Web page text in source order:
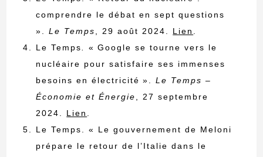
comprendre le débat en sept questions
».Le Temps , 29 août 2024. Lien
Le Temps
« Google se tourne vers le
nucléaire pour satisfaire ses immenses
besoins en électricité ».Le Temps –
Économie et Énergie
, 27 septembre
2024. Lien
Le Temps. « Le gouvernement de Meloni
prépare le retour de l’Italie dans le